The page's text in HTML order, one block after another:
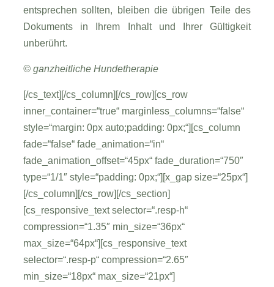
entsprechen sollten, bleiben die übrigen Teile des
Dokuments in Ihrem Inhalt und Ihrer Gültigkeit
unberührt.
© ganzheitliche Hundetherapie
[/cs_text][/cs_column][/cs_row][cs_row
inner_container=“true“ marginless_columns=“false“
style=“margin: 0px auto;padding: 0px;“][cs_column
fade=“false“ fade_animation=“in“
fade_animation_offset=“45px“ fade_duration=“750″
type=“1/1″ style=“padding: 0px;“][x_gap size=“25px“]
[/cs_column][/cs_row][/cs_section]
[cs_responsive_text selector=“.resp-h“
compression=“1.35″ min_size=“36px“
max_size=“64px“][cs_responsive_text
selector=“.resp-p“ compression=“2.65″
min_size=“18px“ max_size=“21px“]